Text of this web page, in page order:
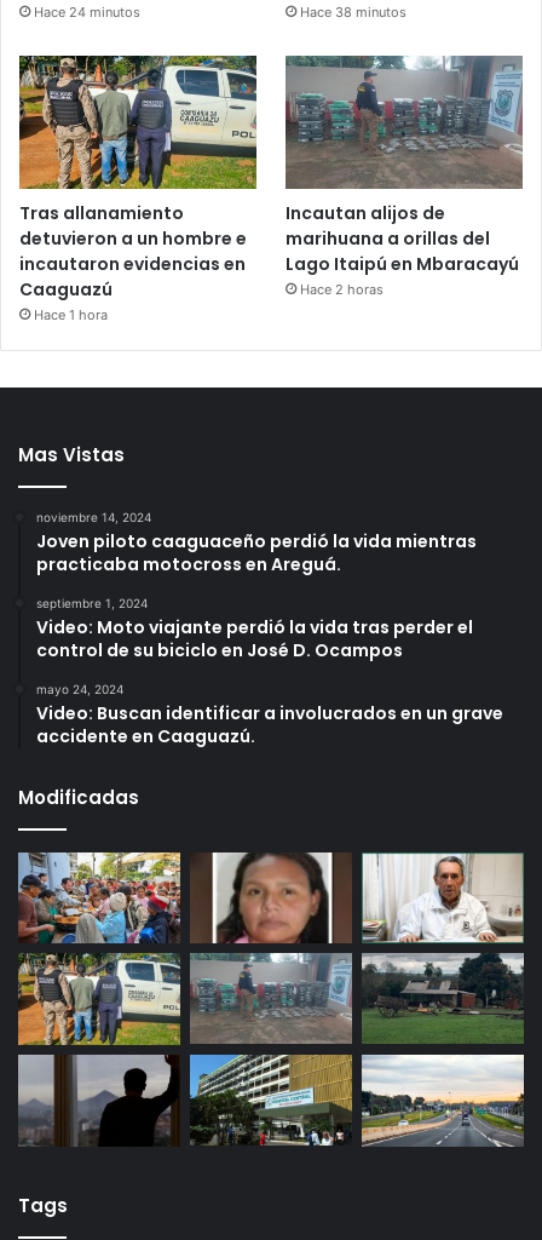
Hace 24 minutos Hace 38 minutos
Tras allanamiento
detuvieron a un hombre e
incautaron evidencias en
Caaguazú
Hace 1 hora
Incautan alijos de
marihuana a orillas del
Lago Itaipú en Mbaracayú
Hace 2 horas
Mas Vistas
noviembre 14, 2024
Joven piloto caaguaceño perdió la vida mientras
practicaba motocross en Areguá.
septiembre 1, 2024
Video: Moto viajante perdió la vida tras perder el
control de su biciclo en José D. Ocampos
mayo 24, 2024
Video: Buscan identificar a involucrados en un grave
accidente en Caaguazú.
Modificadas
Tags